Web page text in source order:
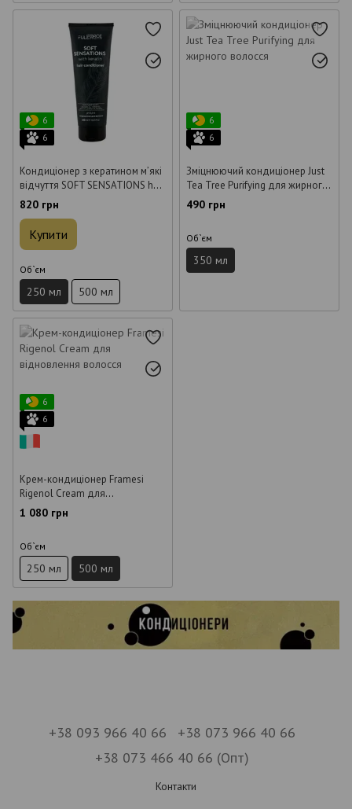
6
6
Кондиціонер з кератином мʼякі
відчуття SOFT SENSATIONS hair
conditioner 250 мл
820 грн
Купити
Об`єм
250 мл 500 мл
6
6
Зміцнюючий кондиціонер Just
Tea Tree Purifying для жирного
волосся 350 мл
490 грн
Об`єм
350 мл
6
6
Крем-кондиціонер Framesi
Rigenol Cream для
відновлення волосся 500 мл
1 080 грн
Об`єм
250 мл 500 мл
+38 093 966 40 66
+38 073 966 40 66
+38 073 466 40 66 (Опт)
Контакти